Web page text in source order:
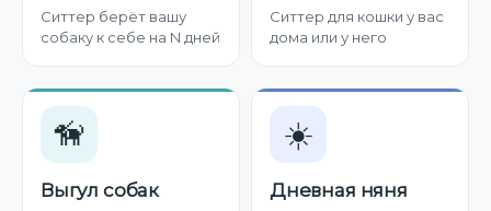
Ситтер берёт вашу
собаку к себе на N дней
Ситтер для кошки у вас
дома или у него
🦮
Выгул собак
☀️
Дневная няня